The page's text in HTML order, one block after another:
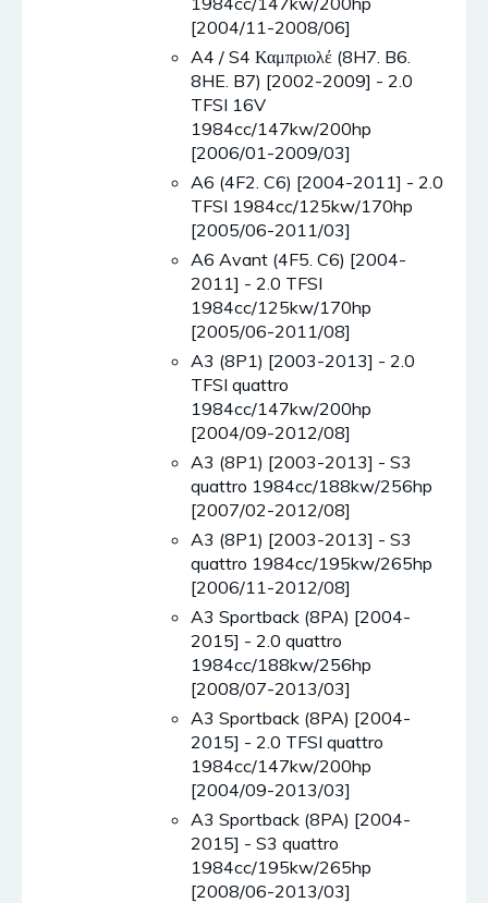
[2004/11-2008/06]
A4 / S4 Καμπριολέ (8H7. B6.
8HE. B7) [2002-2009] - 2.0
TFSI 16V
1984cc/147kw/200hp
[2006/01-2009/03]
A6 (4F2. C6) [2004-2011] - 2.0
TFSI 1984cc/125kw/170hp
[2005/06-2011/03]
A6 Avant (4F5. C6) [2004-
2011] - 2.0 TFSI
1984cc/125kw/170hp
[2005/06-2011/08]
A3 (8P1) [2003-2013] - 2.0
TFSI quattro
1984cc/147kw/200hp
[2004/09-2012/08]
A3 (8P1) [2003-2013] - S3
quattro 1984cc/188kw/256hp
[2007/02-2012/08]
A3 (8P1) [2003-2013] - S3
quattro 1984cc/195kw/265hp
[2006/11-2012/08]
A3 Sportback (8PA) [2004-
2015] - 2.0 quattro
1984cc/188kw/256hp
[2008/07-2013/03]
A3 Sportback (8PA) [2004-
2015] - 2.0 TFSI quattro
1984cc/147kw/200hp
[2004/09-2013/03]
A3 Sportback (8PA) [2004-
2015] - S3 quattro
1984cc/195kw/265hp
[2008/06-2013/03]